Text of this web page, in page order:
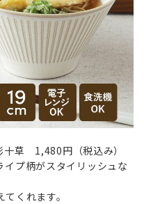
草 1,480円（税込み）
プ柄がスタイリッシュな
くれます。